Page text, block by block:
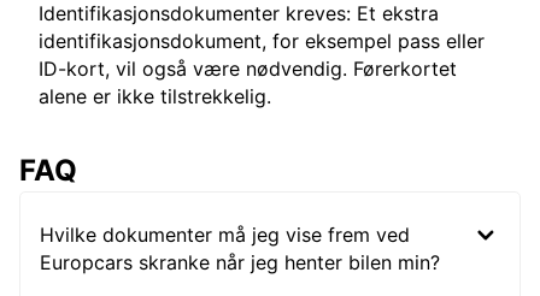
Identifikasjonsdokumenter kreves: Et ekstra
identifikasjonsdokument, for eksempel pass eller
ID-kort, vil også være nødvendig. Førerkortet
alene er ikke tilstrekkelig.
FAQ
Hvilke dokumenter må jeg vise frem ved
Europcars skranke når jeg henter bilen min?